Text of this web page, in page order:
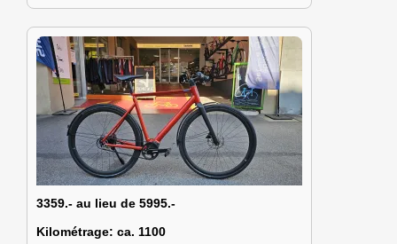
3359.- au lieu de 5995.-
Kilométrage: ca. 1100